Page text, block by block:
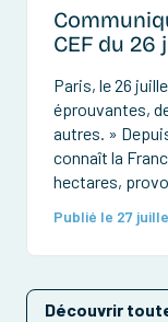
CEF du 26
Paris, le 26
éprouvantes,
autres. »
connaît la
hectares,
habitations et
Publié le 27
Découvrir